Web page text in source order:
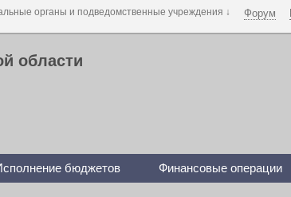
Форум
области
бюджетов Финансовые операции